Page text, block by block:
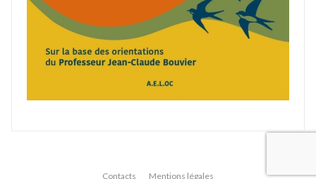
Contacts Mentions légales